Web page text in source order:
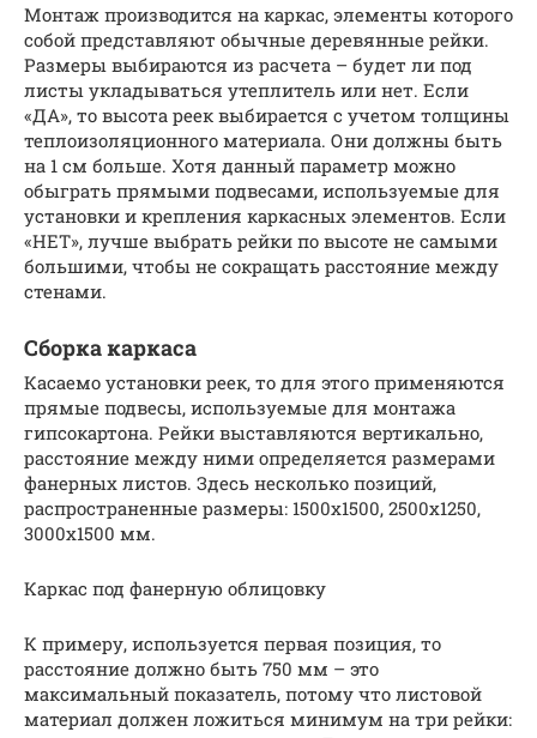
Монтаж производится на каркас, элементы которого
собой представляют обычные деревянные рейки.
Размеры выбираются из расчета – будет ли под
листы укладываться утеплитель или нет. Если
«ДА», то высота реек выбирается с учетом толщины
теплоизоляционного материала. Они должны быть
на 1 см больше. Хотя данный параметр можно
обыграть прямыми подвесами, используемые для
установки и крепления каркасных элементов. Если
«НЕТ», лучше выбрать рейки по высоте не самыми
большими, чтобы не сокращать расстояние между
стенами.
Сборка каркаса
Касаемо установки реек, то для этого применяются
прямые подвесы, используемые для монтажа
гипсокартона. Рейки выставляются вертикально,
расстояние между ними определяется размерами
фанерных листов. Здесь несколько позиций,
распространенные размеры: 1500х1500, 2500х1250,
3000х1500 мм.
Каркас под фанерную облицовку
К примеру, используется первая позиция, то
расстояние должно быть 750 мм – это
максимальный показатель, потому что листовой
материал должен ложиться минимум на три рейки: